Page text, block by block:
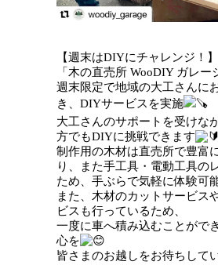
【週末はDIYにチャレンジ！】
「木の直売所 WooDIY ガレー
週末限定で地域の大工さんに
き、DIYサービスを実施
大工さんのサポートを受けな
方でもDIYに挑戦できます
制作用の木材は直売所で豊富
り、また手工具・電動工具の
ため、手ぶらで気軽に体験可
また、木材のカットサービス
ビスも行っているため、
一度に車へ積み込むことがで
心を
皆さまのお越しをお待ちして